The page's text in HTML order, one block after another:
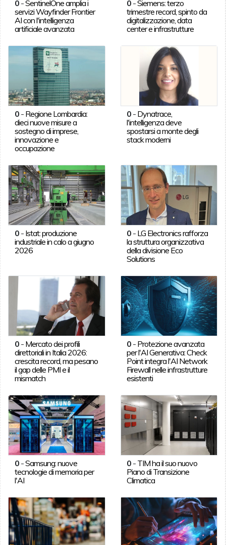
0-SentinelOne amplia i
servizi Wayfinder Frontier
AI con l'intelligenza
artificiale avanzata
0 -Siemens: terzo
trimestre record, spinto da
digitalizzazione, data
center e infrastrutture
0- Regione Lombardia:
dieci nuove misure a
sostegno di imprese,
innovazione e
occupazione
0 - Dynatrace,
l'intelligenza deve
spostarsi a monte degli
stack moderni
0- Istat: produzione
industriale in calo a giugno
2026
0 - LG Electronics rafforza
la struttura organizzativa
della divisione Eco
Solutions
0- Mercato dei profili
direttoriali in Italia 2026:
crescita record, ma pesano
il gap delle PMI e il
mismatch
0 - Protezione avanzata
per l'AI Generativa: Check
Point integra l'AI Network
Firewall nelle infrastrutture
esistenti
0-Samsung: nuove
tecnologie di memoria per
l'AI
0 - TIM ha il suo nuovo
Piano di Transizione
Climatica